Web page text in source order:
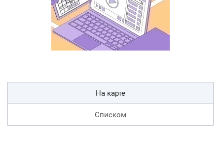
На карте
Списком